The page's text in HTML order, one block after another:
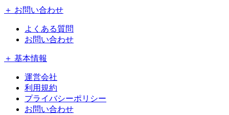
＋ お問い合わせ
よくある質問
お問い合わせ
＋ 基本情報
運営会社
利用規約
プライバシーポリシー
お問い合わせ